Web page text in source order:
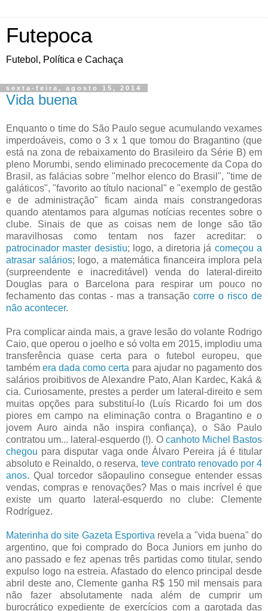
Futepoca
Futebol, Política e Cachaça
sexta-feira, agosto 15, 2014
Vida buena
Enquanto o time do São Paulo segue acumulando vexames
imperdoáveis, como o 3 x 1 que tomou do Bragantino (que
está na zona de rebaixamento do Brasileiro da Série B) em
pleno Morumbi, sendo eliminado precocemente da Copa do
Brasil, as falácias sobre "melhor elenco do Brasil", "time de
galáticos", "favorito ao título nacional" e "exemplo de gestão
e de administração" ficam ainda mais constrangedoras
quando atentamos para algumas notícias recentes sobre o
clube. Sinais de que as coisas nem de longe são tão
maravilhosas como tentam nos fazer acreditar: o
patrocinador master desistiu; logo, a diretoria já começou a
atrasar salários; logo, a matemática financeira implora pela
(surpreendente e inacreditável) venda do lateral-direito
Douglas para o Barcelona para respirar um pouco no
fechamento das contas - mas a transação corre o risco de
não acontecer.
Pra complicar ainda mais, a grave lesão do volante Rodrigo
Caio, que operou o joelho e só volta em 2015, implodiu uma
transferência quase certa para o futebol europeu, que
tambémera dada como certa para ajudar no pagamento dos
salários proibitivos de Alexandre Pato, Alan Kardec, Kaká &
cia. Curiosamente, prestes a perder um lateral-direito e sem
muitas opções para substituí-lo (Luís Ricardo foi um dos
piores em campo na eliminação contra o Bragantino e o
jovem Auro ainda não inspira confiança), o São Paulo
contratou um... lateral-esquerdo (!). O canhoto Michel Bastos
chegou para disputar vaga onde Álvaro Pereira já é titular
absoluto e Reinaldo, o reserva, teve contrato renovado por 4
anos. Qual torcedor sãopaulino consegue entender essas
vendas, compras e renovações? Mas o mais incrível é que
existe um quarto lateral-esquerdo no clube: Clemente
Rodríguez.
Materinha do site Gazeta Esportiva revela a "vida buena" do
argentino, que foi comprado do Boca Juniors em junho do
ano passado e fez apenas três partidas como titular, sendo
expulso logo na estreia. Afastado do elenco principal desde
abril deste ano, Clemente ganha R$ 150 mil mensais para
não fazer absolutamente nada além de cumprir um
burocrático expediente de exercícios com a garotada das